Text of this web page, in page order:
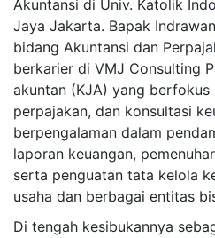
Akuntansi di Univ. Katolik
Jaya Jakarta. Bapak
bidang Akuntansi dan
berkarier di VMJ Consulting
akuntan (KJA) yang berfokus
perpajakan, dan konsultasi
berpengalaman dalam
laporan keuangan,
serta penguatan tata kelola
usaha dan berbagai entitas
Di tengah kesibukannya